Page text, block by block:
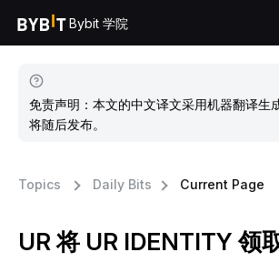
Bybit 学院
免责声明：本文的中文译文采用机器翻译生
将随后发布。
Topics Daily Bits Current Page
UR 将 UR IDENTITY 领